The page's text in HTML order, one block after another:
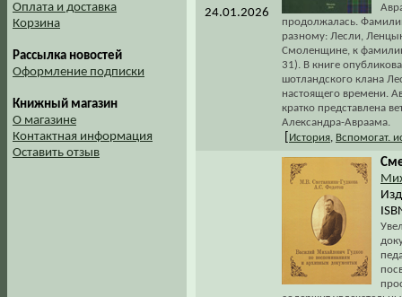
Оплата и доставка
Корзина
Рассылка новостей
Оформление подписки
Книжный магазин
О магазине
Контактная информация
Оставить отзыв
24.01.2026
продолжалась.
разному: Лесли,
Смоленщине, к
31). В книге
шотландского клана
настоящего времени.
кратко представлена
Александра-Авраама.
История, Вспомогат.